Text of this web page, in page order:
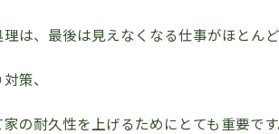
理は、最後は見えなくなる仕事がほとんど
策、
家の耐久性を上げるためにとても重要です